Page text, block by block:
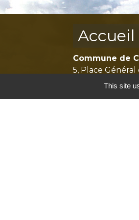
Accueil
Commune de
5, Place
83570 Correns -
This site